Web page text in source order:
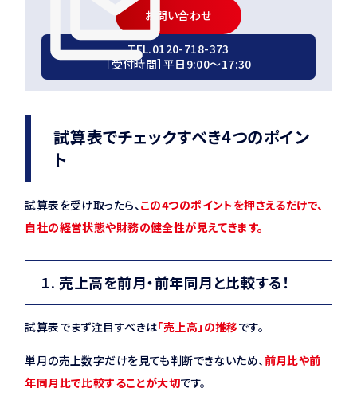
お問い合わせ
TEL.0120-718-373
［受付時間］平日9:00〜17:30
試算表でチェックすべき4つのポイン
ト
試算表を受け取ったら、 この4つのポイントを押さえるだけで、
自社の経営状態や財務の健全性が見えてきます。
1. 売上高を前月・前年同月と比較する！
試算表でまず注目すべきは「売上高」の推移です。
単月の売上数字だけを見ても判断できないため、 前月比や前
年同月比で比較することが大切です。